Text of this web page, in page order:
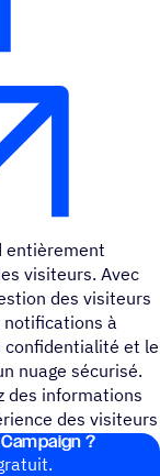
entièrement
visiteurs. Avec
des visiteurs
à
confidentialité et le
nuage sécurisé.
des informations
des visiteurs
?